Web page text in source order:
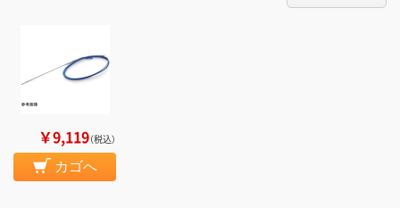
￥9,119（税込）
カゴへ